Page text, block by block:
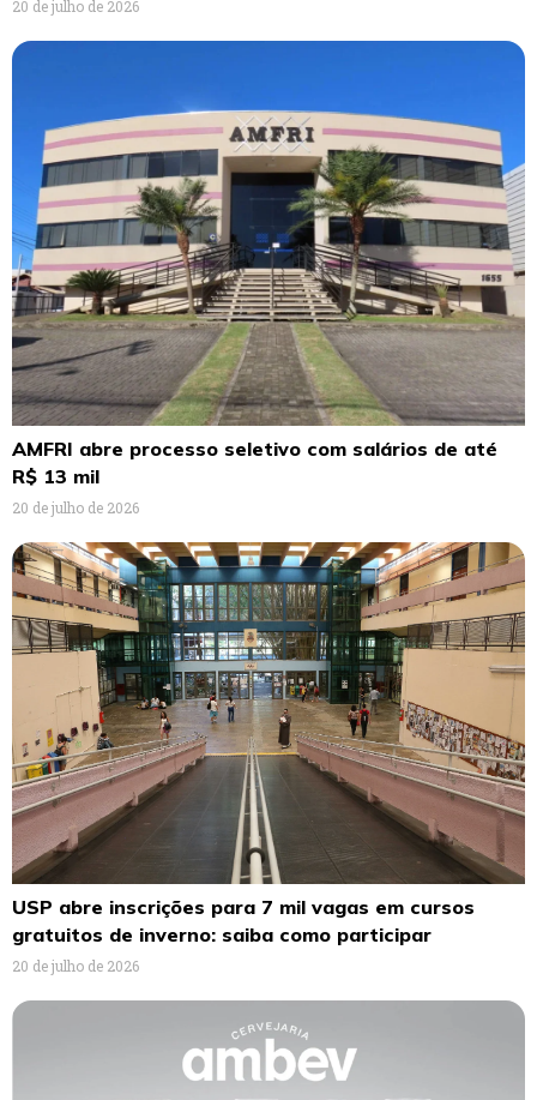
20 de julho de 2026
AMFRI abre processo seletivo com salários de até
R$ 13 mil
20 de julho de 2026
USP abre inscrições para 7 mil vagas em cursos
gratuitos de inverno: saiba como participar
20 de julho de 2026